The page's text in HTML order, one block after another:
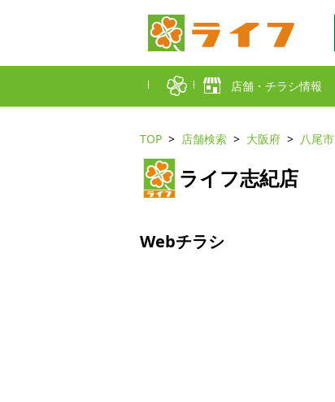
店舗・チラシ情報
東京都
大阪市
TOP 店舗検索 大阪府 八尾市
ライフ志紀店
Webチラシ